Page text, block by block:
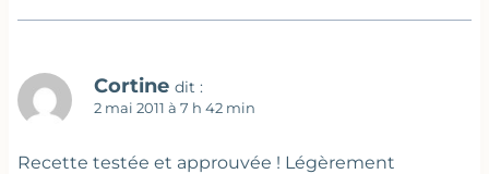
Cortine dit :
2 mai 2011 à 7 h 42 min
Recette testée et approuvée ! Légèrement